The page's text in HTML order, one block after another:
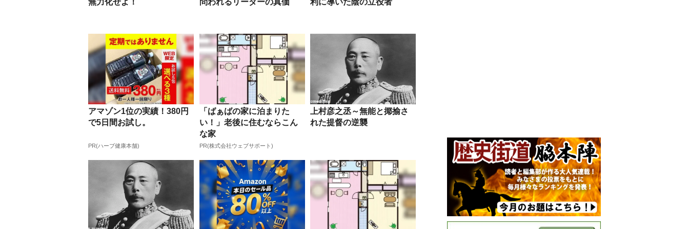
無力化せよ！ 問われるリーダーの真価 利に導いた陰の立役者
アマゾン1位の実績！380円
で5日間お試し。
PR(ハーブ健康本舗)
「ばぁばの家に泊まりた
い！」老後に住むならこん
な家
PR(株式会社ウェブサポート)
上村彦之丞～無能と揶揄さ
れた提督の逆襲